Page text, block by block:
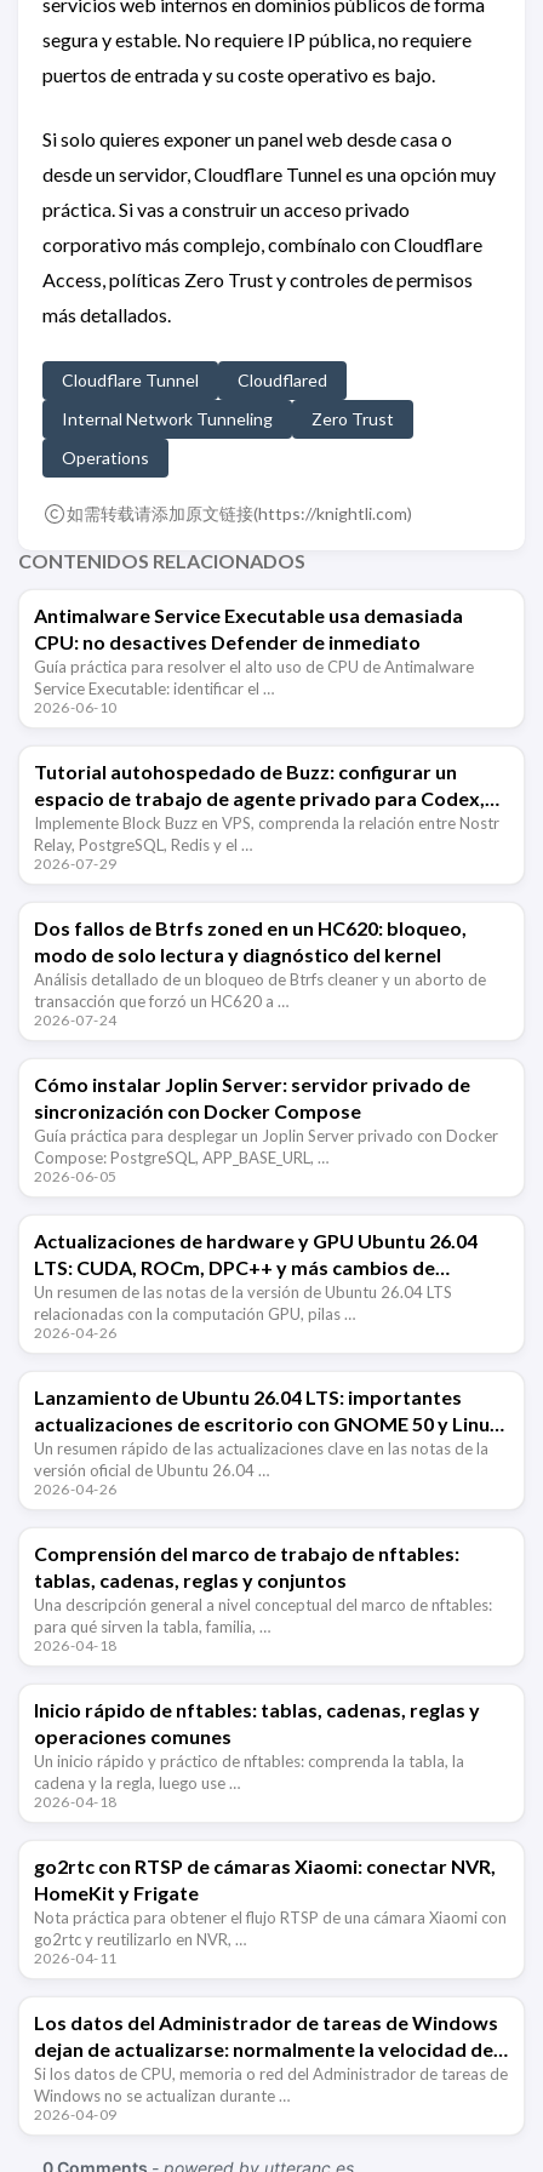
segura y estable. No requiere IP pública, no requiere
puertos de entrada y su coste operativo es bajo.
Si solo quieres exponer un panel web desde casa o
desde un servidor, Cloudflare Tunnel es una opción muy
práctica. Si vas a construir un acceso privado
corporativo más complejo, combínalo con Cloudflare
Access, políticas Zero Trust y controles de permisos
más detallados.
Cloudflare Tunnel
Cloudflared
Internal Network Tunneling
Zero Trust
Operations
如需转载请添加原文链接(https://knightli.com)
CONTENIDOS RELACIONADOS
Antimalware Service Executable usa demasiada
CPU: no desactives Defender de inmediato
Guía práctica para resolver el alto uso de CPU de Antimalware
Service Executable: identificar el …
2026-06-10
Tutorial autohospedado de Buzz: configurar un
espacio de trabajo de agente privado para Codex,
Claude Code y el equipo
Implemente Block Buzz en VPS, comprenda la relación entre Nostr
Relay, PostgreSQL, Redis y el …
2026-07-29
Dos fallos de Btrfs zoned en un HC620: bloqueo,
modo de solo lectura y diagnóstico del kernel
Análisis detallado de un bloqueo de Btrfs cleaner y un aborto de
transacción que forzó un HC620 a …
2026-07-24
Cómo instalar Joplin Server: servidor privado de
sincronización con Docker Compose
Guía práctica para desplegar un Joplin Server privado con Docker
Compose: PostgreSQL, APP_BASE_URL, …
2026-06-05
Actualizaciones de hardware y GPU Ubuntu 26.04
LTS: CUDA, ROCm, DPC++ y más cambios de
plataforma
Un resumen de las notas de la versión de Ubuntu 26.04 LTS
relacionadas con la computación GPU, pilas …
2026-04-26
Lanzamiento de Ubuntu 26.04 LTS: importantes
actualizaciones de escritorio con GNOME 50 y Linux
7.0
Un resumen rápido de las actualizaciones clave en las notas de la
versión oficial de Ubuntu 26.04 …
2026-04-26
Comprensión del marco de trabajo de nftables:
tablas, cadenas, reglas y conjuntos
Una descripción general a nivel conceptual del marco de nftables:
para qué sirven la tabla, familia, …
2026-04-18
Inicio rápido de nftables: tablas, cadenas, reglas y
operaciones comunes
Un inicio rápido y práctico de nftables: comprenda la tabla, la
cadena y la regla, luego use …
2026-04-18
go2rtc con RTSP de cámaras Xiaomi: conectar NVR,
HomeKit y Frigate
Nota práctica para obtener el flujo RTSP de una cámara Xiaomi con
go2rtc y reutilizarlo en NVR, …
2026-04-11
Los datos del Administrador de tareas de Windows
dejan de actualizarse: normalmente la velocidad de
actualización está en pausa
Si los datos de CPU, memoria o red del Administrador de tareas de
Windows no se actualizan durante …
2026-04-09